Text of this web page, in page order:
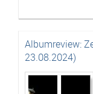
Albumreview:
23.08.2024)